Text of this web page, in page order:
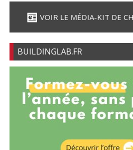
VOIR LE MÉDIA-KIT DE
BUILDINGLAB.FR